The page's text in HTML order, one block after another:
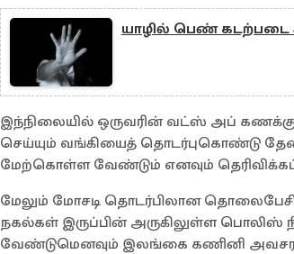
யாழில் பெண் கடற்படை
இந்நிலையில் ஒருவரின் வட்ஸ் அப்
செய்யும் வங்கியைத் தொடர்புகொண்டு
மேற்கொள்ள வேண்டும் எனவும்
மேலும் மோசடி தொடர்பிலான
நகல்கள் இருப்பின் அருகிலுள்ள பொலிஸ்
வேண்டுமெனவும் இலங்கை கணினி அவசர